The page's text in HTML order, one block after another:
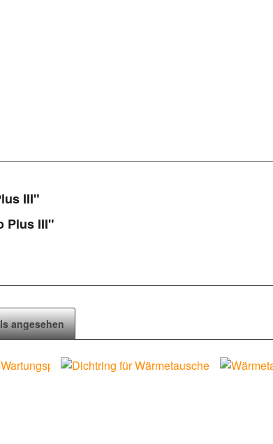
III"
Plus III"
angesehen